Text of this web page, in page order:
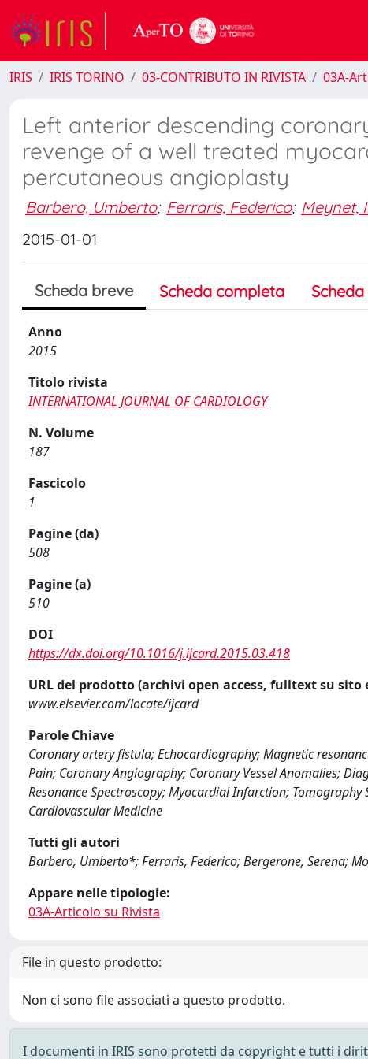
IRIS IRIS TORINO 03-CONTRIBUTO IN RIVISTA 03A-
Left anterior descending
revenge of a well treated
percutaneous angioplasty
Barbero, Umberto; Ferraris, Federico; Meynet,
2015-01-01
Scheda breve Scheda completa
Anno
2015
Titolo rivista
INTERNATIONAL JOURNAL OF CARDIOLOGY
N. Volume
187
Fascicolo
1
Pagine (da)
508
Pagine (a)
510
DOI
https://dx.doi.org/10.1016/j.ijcard.2015.03.418
URL del prodotto (archivi open access, fulltext su sito
www.elsevier.com/locate/ijcard
Parole Chiave
Coronary artery fistula; Echocardiography; Magnetic
Pain; Coronary Angiography; Coronary Vessel Anomalies;
Resonance Spectroscopy; Myocardial Infarction;
Cardiovascular Medicine
Tutti gli autori
Barbero, Umberto*; Ferraris, Federico; Bergerone, Serena;
Appare nelle tipologie:
03A-Articolo su Rivista
File in questo prodotto:
Non ci sono file associati a questo prodotto.
I documenti in IRIS sono protetti da copyright e tutti i